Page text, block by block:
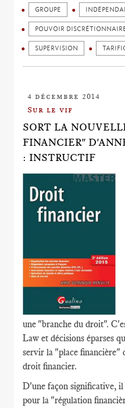
GROUPE
POUVOIR
SUPERVISION
4 décembre 2014
Sur le vif
SORT LA
FINANCIER"
: INSTRUCTIF
une "branche du droit".
Law et décisions éparses
servir la "place financière"
droit financier.
D'une façon significative,
pour la "régulation